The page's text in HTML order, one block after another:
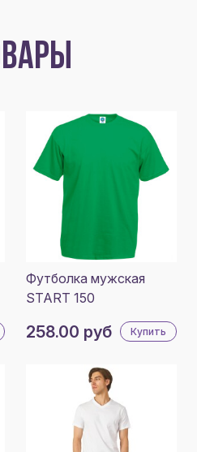
Футболка мужская
START 150
258.00 руб Купить